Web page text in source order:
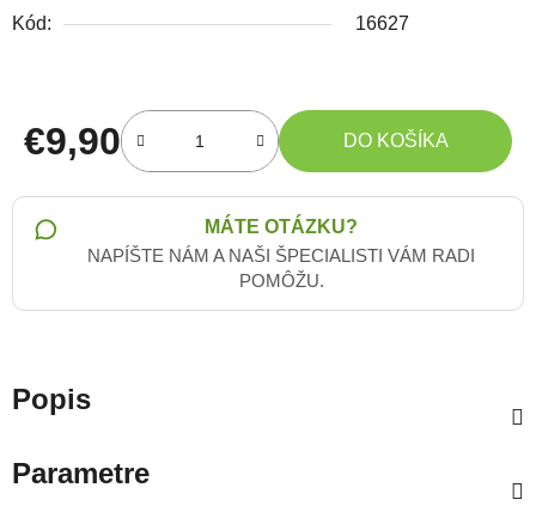
Kód: 16627
€9,90
Jednotková cena:
DO KOŠÍKA
MÁTE OTÁZKU?
NAPÍŠTE NÁM A NAŠI ŠPECIALISTI VÁM RADI
POMÔŽU.
Popis
Parametre